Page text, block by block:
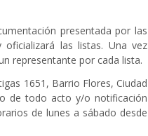
presentada por las
las listas. Una vez
representante por cada lista.
1651, Barrio Flores, Ciudad
de todo acto y/o notificación
de lunes a sábado desde